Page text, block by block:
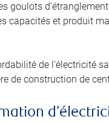
goulots
capacités et produit
de l’électricité
de construction de